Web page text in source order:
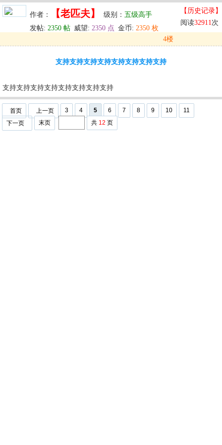
作者： 【老匹夫】 级别： 五级高手
发帖: 2350 帖 威望: 2350 点 金币: 2350 枚
【历史记录】
阅读32911次
4楼
支持支持支持支持支持支持支持支持
支持支持支持支持支持支持支持支持
首页 上一页 3 4 5 6 7 8 9 10
11
下一页
末页 共 12 页